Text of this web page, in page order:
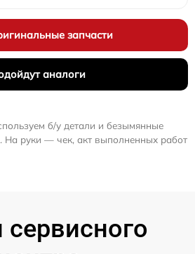
запчасти
аналоги
б/у детали и безымянные
На руки — чек, акт выполненных работ